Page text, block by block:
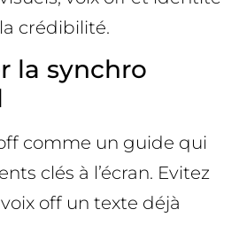
crédibilité.
la synchro
comme un guide qui
clés à l’écran. Evitez
off un texte déjà